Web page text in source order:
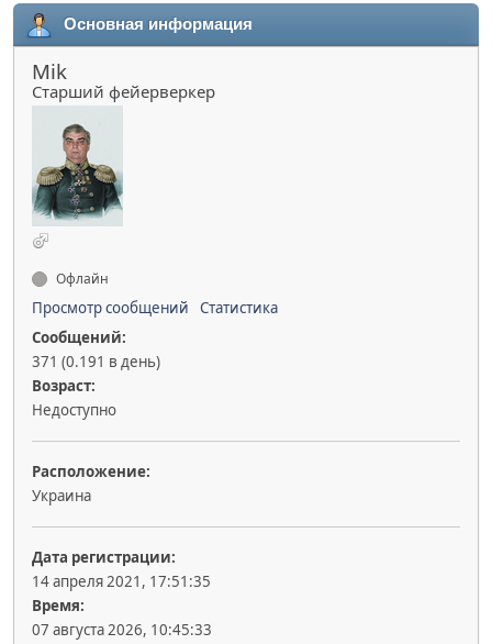
Основная информация
Mik
Старший фейерверкер
Офлайн
Просмотр сообщений
Статистика
Сообщений:
371 (0.191 в день)
Возраст:
Недоступно
Расположение:
Украина
Дата регистрации:
14 апреля 2021, 17:51:35
Время:
07 августа 2026, 10:45:33